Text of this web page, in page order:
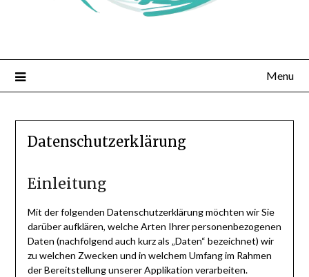
Menu
Datenschutzerklärung
Einleitung
Mit der folgenden Datenschutzerklärung möchten wir Sie
darüber aufklären, welche Arten Ihrer personenbezogenen
Daten (nachfolgend auch kurz als „Daten“ bezeichnet) wir
zu welchen Zwecken und in welchem Umfang im Rahmen
der Bereitstellung unserer Applikation verarbeiten.